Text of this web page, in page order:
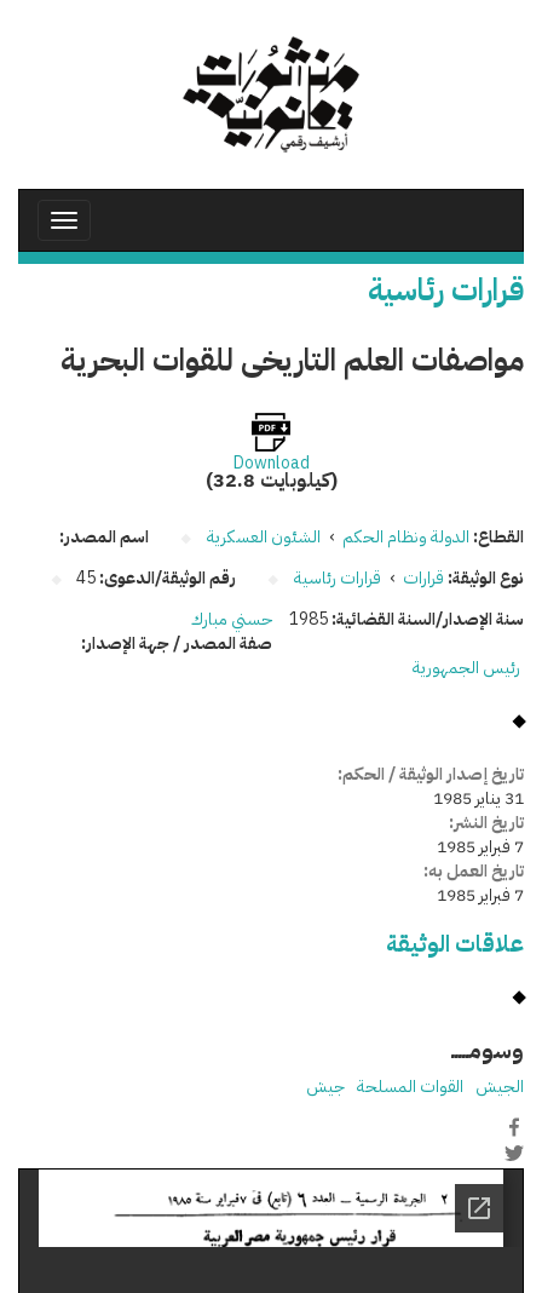
Toggle
قرارات رئاسية
مواصفات العلم التاريخى للقوات البحرية
Download
(32.8 كيلوبايت)
القطاع: الدولة ونظام الحكم › الشئون العسكرية
نوع الوثيقة: قرارات › قرارات رئاسية رقم الوثيقة/الدعوى:45
سنة الإصدار/السنة القضائية:1985
اسم المصدر:
حسني مبارك
صفة المصدر / جهة الإصدار:
رئيس الجمهورية
تاريخ إصدار الوثيقة / الحكم:
31 يناير 1985
تاريخ النشر:
7 فبراير 1985
تاريخ العمل به:
7 فبراير 1985
علاقات الوثيقة
وسومـــــ
الجيش القوات المسلحة جيش